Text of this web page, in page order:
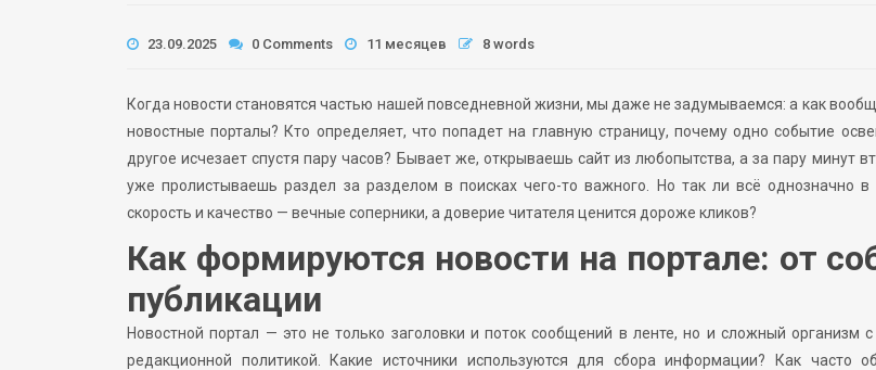
23.09.2025 0 Comments 11 месяцев 8 words
Когда новости становятся частью нашей повседневной жизни, мы даже не задумываемся: а как
новостные порталы? Кто определяет, что попадет на главную страницу, почему одно событие
другое исчезает спустя пару часов? Бывает же, открываешь сайт из любопытства, а за пару минут
уже пролистываешь раздел за разделом в поисках чего-то важного. Но так ли всё однозначно в
скорость и качество — вечные соперники, а доверие читателя ценится дороже кликов?
Как формируются новости на портале: от
публикации
Новостной портал — это не только заголовки и поток сообщений в ленте, но и сложный организм
редакционной политикой. Какие источники используются для сбора информации? Как часто